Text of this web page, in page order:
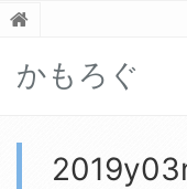
かもろぐ